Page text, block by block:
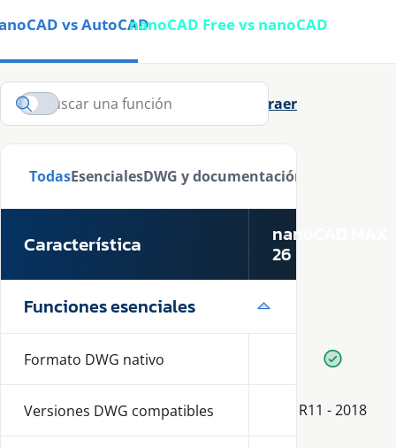
vs AutoCADnanoCAD Free vs nanoCAD
Buscar una función
Solo diferencias Contraer
TodasEsencialesDWG y documentación
Característica nanoCAD MAX
26
Funciones esenciales
Formato DWG nativo
Versiones DWG compatibles R11 - 2018